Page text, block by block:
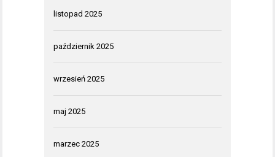
listopad 2025
październik 2025
wrzesień 2025
maj 2025
marzec 2025